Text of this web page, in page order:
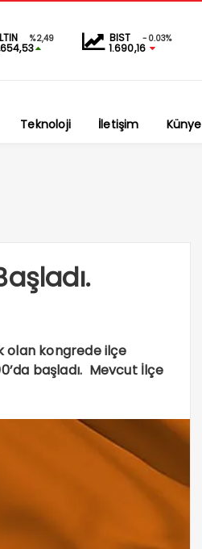
%2,49 BIST -0.03%
1.690,16
Teknoloji İletişim Künye
olan kongrede ilçe
başladı. Mevcut İlçe